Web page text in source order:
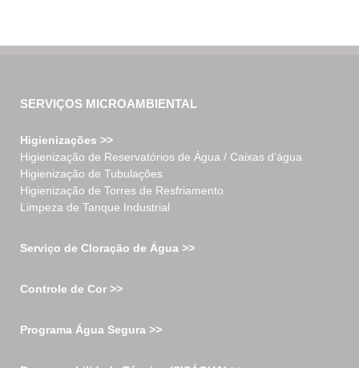
SERVIÇOS MICROAMBIENTAL
Higienizações >>
Higienização de Reservatórios de Água / Caixas d’água
Higienização de Tubulações
Higienização de Torres de Resfriamento
Limpeza de Tanque Industrial
Serviço de Cloração de Água >>
Controle de Cor >>
Programa Água Segura >>